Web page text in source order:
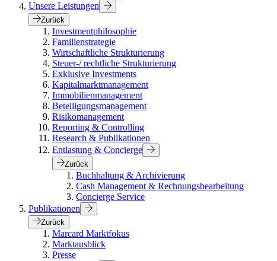
Unsere Leistungen
Zurück
Investmentphilosophie
Familienstrategie
Wirtschaftliche Strukturierung
Steuer-/ rechtliche Strukturierung
Exklusive Investments
Kapitalmarktmanagement
Immobilienmanagement
Beteiligungsmanagement
Risikomanagement
Reporting & Controlling
Research & Publikationen
Entlastung & Concierge
Zurück
Buchhaltung & Archivierung
Cash Management & Rechnungsbearbeitung
Concierge Service
Publikationen
Zurück
Marcard Marktfokus
Marktausblick
Presse